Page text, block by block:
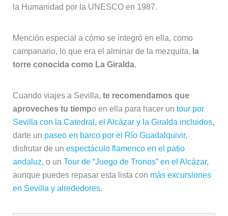
la Humanidad por la UNESCO en 1987.
Mención especial a cómo se integró en ella, como
campanario, lo que era el alminar de la mezquita, la
torre conocida como La Giralda.
Cuando viajes a Sevilla, te recomendamos que
aproveches tu tiempo en ella para hacer un tour por
Sevilla con la Catedral, el Alcázar y la Giralda incluidos,
darte un paseo en barco por el Río Guadalquivir,
disfrutar de un espectáculo flamenco en el patio
andaluz, o un Tour de “Juego de Tronos” en el Alcázar,
aunque puedes repasar esta lista con más excursiones
en Sevilla y alrededores.